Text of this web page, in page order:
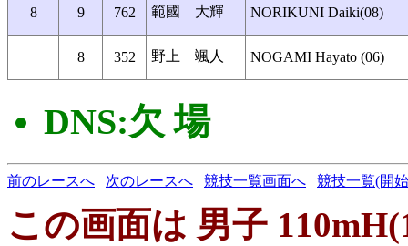
8 9 762 範國 大輝 NORIKUNI Daiki(08)
8 352 野上 颯人 NOGAMI Hayato (06)
DNS:欠 場
前のレースへ 次のレースへ 競技一覧画面へ 競技一覧(開
この画面は 男子